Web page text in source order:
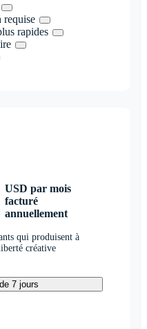
requise
rapides
USD par mois
facturé
annuellement
qui produisent à
créative
7 jours